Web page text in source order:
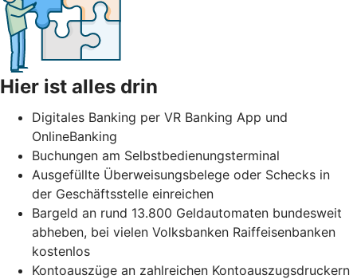
Hier ist alles drin
Digitales Banking per VR Banking App und
OnlineBanking
Buchungen am Selbstbedienungsterminal
Ausgefüllte Überweisungsbelege oder Schecks in
der Geschäftsstelle einreichen
Bargeld an rund 13.800 Geldautomaten bundesweit
abheben, bei vielen Volksbanken Raiffeisenbanken
kostenlos
Kontoauszüge an zahlreichen Kontoauszugsdruckern